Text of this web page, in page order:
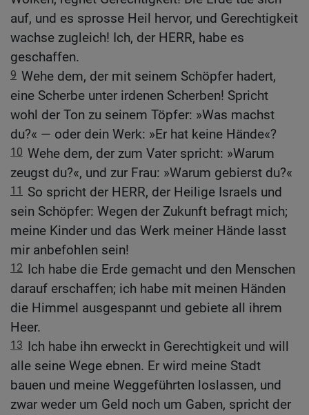
auf, und es sprosse Heil hervor, und Gerechtigkeit
wachse zugleich! Ich, der HERR, habe es
geschaffen.
9 Wehe dem, der mit seinem Schöpfer hadert,
eine Scherbe unter irdenen Scherben! Spricht
wohl der Ton zu seinem Töpfer: »Was machst
du?« — oder dein Werk: »Er hat keine Hände«?
10 Wehe dem, der zum Vater spricht: »Warum
zeugst du?«, und zur Frau: »Warum gebierst du?«
11
So spricht der HERR, der Heilige Israels und
sein Schöpfer: Wegen der Zukunft befragt mich;
meine Kinder und das Werk meiner Hände lasst
mir anbefohlen sein!
12 Ich habe die Erde gemacht und den Menschen
darauf erschaffen; ich habe mit meinen Händen
die Himmel ausgespannt und gebiete all ihrem
Heer.
13 Ich habe ihn erweckt in Gerechtigkeit und will
alle seine Wege ebnen. Er wird meine Stadt
bauen und meine Weggeführten loslassen, und
zwar weder um Geld noch um Gaben, spricht der